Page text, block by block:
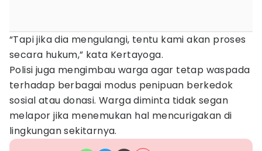
“Tapi jika dia mengulangi, tentu kami akan proses
secara hukum,” kata Kertayoga.
Polisi juga mengimbau warga agar tetap waspada
terhadap berbagai modus penipuan berkedok
sosial atau donasi. Warga diminta tidak segan
melapor jika menemukan hal mencurigakan di
lingkungan sekitarnya.